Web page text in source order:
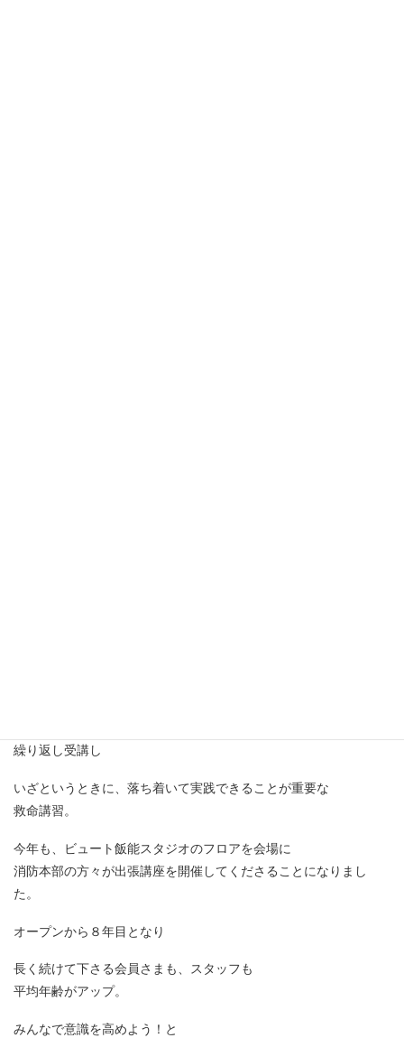
繰り返し受講し
いざというときに、落ち着いて実践できることが重要な
救命講習。
今年も、ビュート飯能スタジオのフロアを会場に
消防本部の方々が出張講座を開催してくださることになりまし
た。
オープンから８年目となり
長く続けて下さる会員さまも、スタッフも
平均年齢がアップ。
みんなで意識を高めよう！と